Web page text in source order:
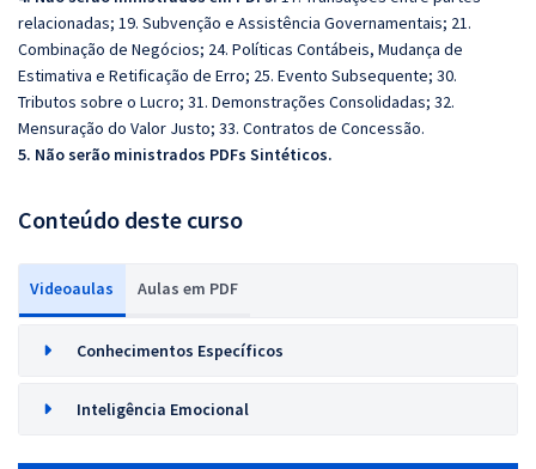
relacionadas; 19. Subvenção e Assistência Governamentais; 21.
Combinação de Negócios; 24. Políticas Contábeis, Mudança de
Estimativa e Retificação de Erro; 25. Evento Subsequente; 30.
Tributos sobre o Lucro; 31. Demonstrações Consolidadas; 32.
Mensuração do Valor Justo; 33. Contratos de Concessão.
5. Não serão ministrados PDFs Sintéticos.
Conteúdo deste curso
Videoaulas Aulas em PDF
Conhecimentos Específicos
Inteligência Emocional